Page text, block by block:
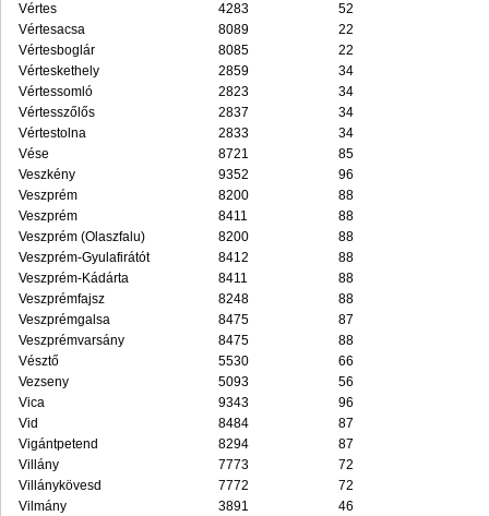
Vértes
4283
52
Vértesacsa
8089
22
Vértesboglár
8085
22
Vérteskethely
2859
34
Vértessomló
2823
34
Vértesszőlős
2837
34
Vértestolna
2833
34
Vése
8721
85
Veszkény
9352
96
Veszprém
8200
88
Veszprém
8411
88
Veszprém (Olaszfalu)
8200
88
Veszprém-Gyulafirátót
8412
88
Veszprém-Kádárta
8411
88
Veszprémfajsz
8248
88
Veszprémgalsa
8475
87
Veszprémvarsány
8475
88
Vésztő
5530
66
Vezseny
5093
56
Vica
9343
96
Vid
8484
87
Vigántpetend
8294
87
Villány
7773
72
Villánykövesd
7772
72
Vilmány
3891
46